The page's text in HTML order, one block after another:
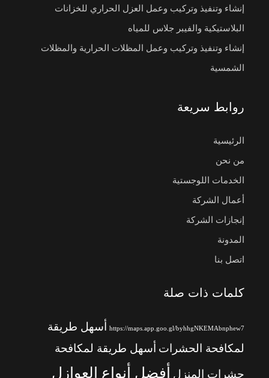
إنشاء وتنفيذ وتركيب وعمل العزل الحراري للخزانات
البلاستيكية والفيبر جلاس للمياه
إنشاء وتنفيذ وتركيب وعمل المظلات الحرارية والمظلات
الشمسية
روابط سريعة
الرئيسية
من نحن
الخدمات اللوجستية
أعمال الشركة
إنجازات الشركة
المدونة
اتصل بنا
كلمات ذات صلة
https://maps.app.goo.gl/byhhgNKEMAbnphew7
أسهل طريقة
لمكافحة الحشرات أسهل طريقة لمكافحة
حشرات المنزل
أفضل أنواع العوازل